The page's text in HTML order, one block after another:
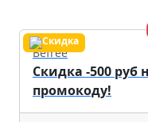
Befree
Скидка -500 руб
промокоду!